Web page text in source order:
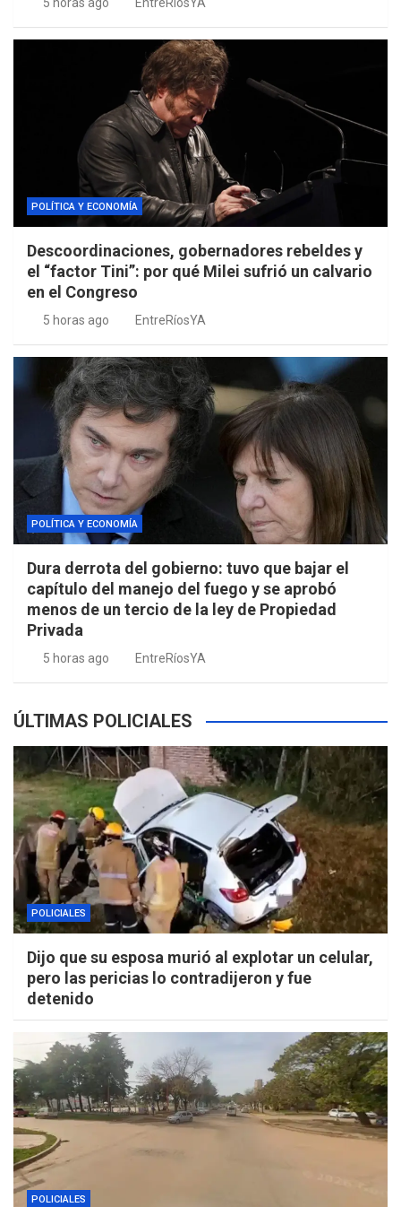
5 horas ago EntreRíosYA
POLÍTICA Y ECONOMÍA
Descoordinaciones, gobernadores rebeldes y
el “factor Tini”: por qué Milei sufrió un calvario
en el Congreso
5 horas ago EntreRíosYA
POLÍTICA Y ECONOMÍA
Dura derrota del gobierno: tuvo que bajar el
capítulo del manejo del fuego y se aprobó
menos de un tercio de la ley de Propiedad
Privada
5 horas ago EntreRíosYA
ÚLTIMAS POLICIALES
POLICIALES
Dijo que su esposa murió al explotar un celular,
pero las pericias lo contradijeron y fue
detenido
POLICIALES